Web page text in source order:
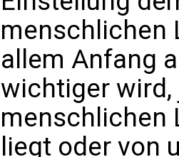
menschlichen
allem Anfang
wichtiger
menschlichen
liegt oder von